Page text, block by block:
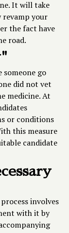
It will take
revamp your
the fact have
road.
go
did not vet
medicine. At
or conditions
this measure
candidate
involves
with it by